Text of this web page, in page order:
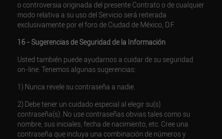
o controversia originada del presente Contrato o de cualquier
modo relativa a su uso del Servicio será reiterada
exclusivamente por el foro de Ciudad de México, D.F.
16 - Sugerencias de Seguridad de la Información
Usted también puede ayudarnos a cuidar de su seguridad
on-line. Tenemos algunas sugerencias:
1) Nunca revele su contraseña a nadie.
2) Debe tener un cuidado especial al elegir su(s)
contraseña(s). No use contraseñas obvias tales como su
nombre, sus iniciales, fecha de nacimiento, etc. Cree una
contraseña que incluya una combinación de números y